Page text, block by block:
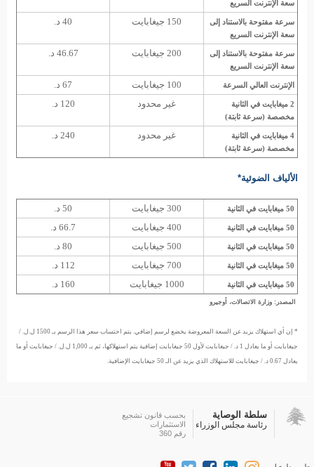
سعة الإنترنت السريع
سرعة مفتوحة بالاستناد إلى
سعة الإنترنت السريع
150 جيغابايت 40 د.
سرعة مفتوحة بالاستناد إلى
سعة الإنترنت السريع
200 جيغابايت 46.67 د.
الإنترنت العالي السرعة 100 جيغابايت 67 د.
2 ميغابايت في الثانية
مخصصة (سرعة ثابتة)
غير محدود 120 د.
4 ميغابايت في الثانية
مخصصة (سرعة ثابتة)
غير محدود 240 د.
الألياف الضوئية*
50 ميغابايت في الثانية 300 جيغابايت 50 د.
50 ميغابايت في الثانية 400 جيغابايت 66.7 د.
50 ميغابايت في الثانية 500 جيغابايت 80 د.
50 ميغابايت في الثانية 700 جيغابايت 112 د.
50 ميغابايت في الثانية 1000 جيغابايت 160 د.
المصدر: وزارة الاتصالات، أوجيرو
* إن أي استهلاك يزيد عن السعة المعروضة يخضع لرسم إضافي. يتم احتساب سعر هذا الرسم بـ 1500 ل.ل. /
جيغابايت أو ما يعادل 1 د. / جيغابايت لأول 50 جيغابايت إضافية يتم استهلاكها، ثم بـ 1,000 ل.ل. / جيغابايت أو ما
يعادل 0.67 د. / جيغابايت للاستهلاك الذي يزيد عن الـ 50 جيغابايت الإضافية.
سلطة الوصاية
رئاسة مجلس الوزراء
بحسب قانون تشجيع
الاستثمارات
رقم 360